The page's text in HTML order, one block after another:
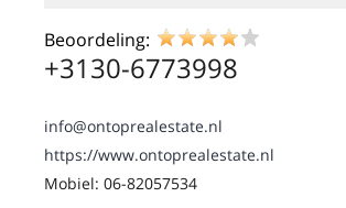
Beoordeling:
+3130-6773998
info@ontoprealestate.nl
https://www.ontoprealestate.nl
Mobiel: 06-82057534